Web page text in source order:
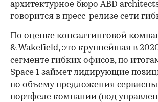
архитектурное бюро ABD
говорится в пресс-релизе сети
По оценке консалтинговой
& Wakefield, это крупнейшая в
сегменте гибких офисов, по
Space 1 займет лидирующие
по объему предложения
портфеле компании (под